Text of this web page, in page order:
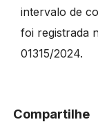
intervalo de
foi registrada
01315/2024.
Compartilhe